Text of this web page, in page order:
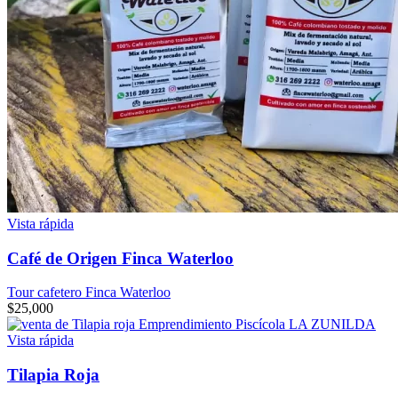
Vista rápida
Café de Origen Finca Waterloo
Tour cafetero Finca Waterloo
$25,000
Vista rápida
Tilapia Roja